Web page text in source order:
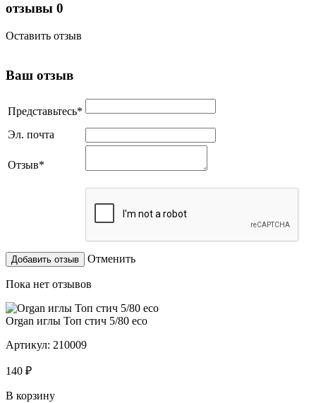
отзывы 0
Оставить отзыв
Ваш отзыв
Представьтесь*
Эл. почта
Отзыв*
Отменить
Пока нет отзывов
Organ иглы Топ стич 5/80 eco
Артикул: 210009
140 ₽
В корзину